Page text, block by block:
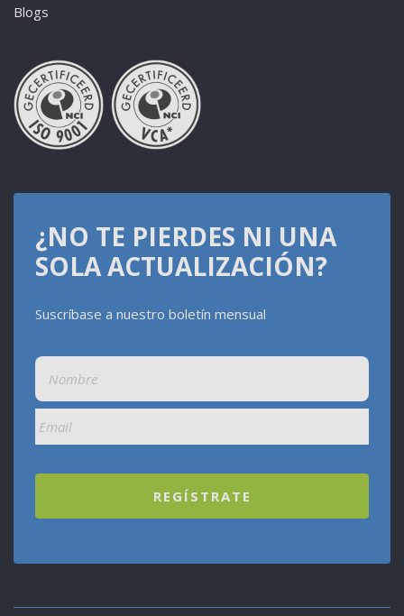
Blogs
¿NO TE PIERDES NI UNA
SOLA ACTUALIZACIÓN?
Suscríbase a nuestro boletín mensual